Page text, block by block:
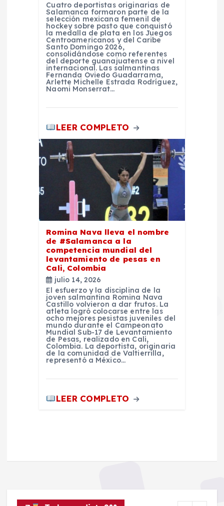
Cuatro deportistas originarias de
Salamanca formaron parte de la
selección mexicana femenil de
hockey sobre pasto que conquistó
la medalla de plata en los Juegos
Centroamericanos y del Caribe
Santo Domingo 2026,
consolidándose como referentes
del deporte guanajuatense a nivel
internacional. Las salmantinas
Fernanda Oviedo Guadarrama,
Arlette Michelle Estrada Rodríguez,
Naomi Monserrat…
LEER COMPLETO
Romina Nava lleva el nombre
de #Salamanca a la
competencia mundial del
levantamiento de pesas en
Cali, Colombia
julio 14, 2026
El esfuerzo y la disciplina de la
joven salmantina Romina Nava
Castillo volvieron a dar frutos. La
atleta logró colocarse entre las
ocho mejores pesistas juveniles del
mundo durante el Campeonato
Mundial Sub-17 de Levantamiento
de Pesas, realizado en Cali,
Colombia. La deportista, originaria
de la comunidad de Valtierrilla,
representó a México…
LEER COMPLETO